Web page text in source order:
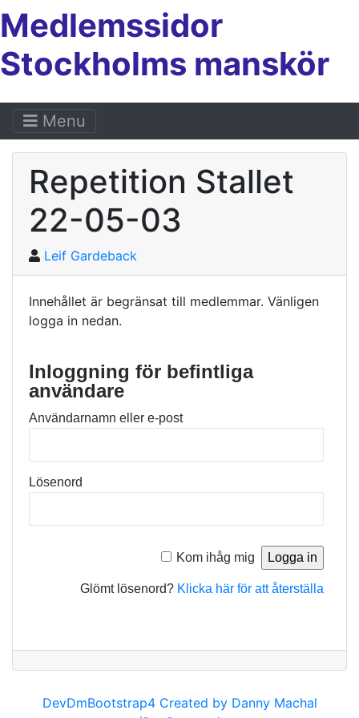
Medlemssidor
Stockholms manskör
Menu
Repetition Stallet
22-05-03
Leif Gardeback
Innehållet är begränsat till medlemmar. Vänligen
logga in nedan.
Inloggning för befintliga
användare
Användarnamn eller e-post
Lösenord
Kom ihåg mig
Glömt lösenord? Klicka här för att återställa
DevDmBootstrap4 Created by Danny Machal